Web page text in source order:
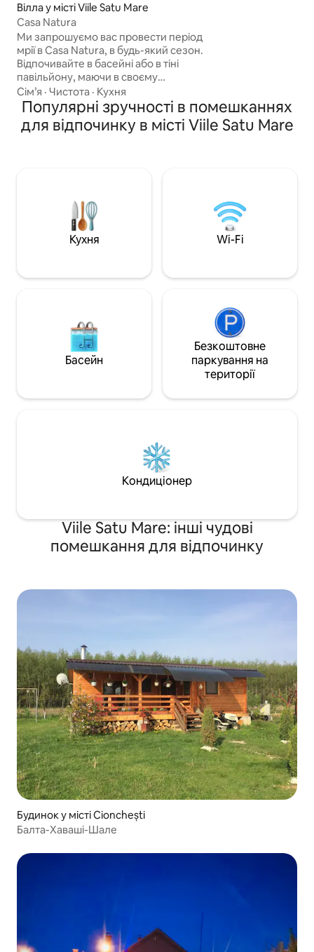
Вілла у місті Viile Satu Mare
Casa Natura
Ми запрошуємо вас провести період
мрії в Casa Natura, в будь-який сезон.
Відпочивайте в басейні або в тіні
павільйону, маючи в своєму
розпорядженні просторий двір,
облаштований для різних видів спорту,
сауну та відкритий бар з духовкою. Ми
пропонуємо 3 спальні та 3 ванні
Сім’я · Чистота · Кухня
Популярні зручності в помешканнях
для відпочинку в місті Viile Satu Mare
Кухня Wi-Fi
Басейн
Безкоштовне
паркування на
території
Кондиціонер
Viile Satu Mare: інші чудові
помешкання для відпочинку
Будинок у місті Cionchești
Балта-Хаваші-Шале